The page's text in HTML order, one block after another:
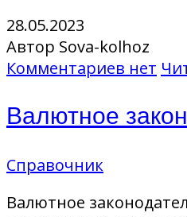
28.05.2023
Автор Sova-kolhoz
Комментариев нет
Валютное
Справочник
Валютное